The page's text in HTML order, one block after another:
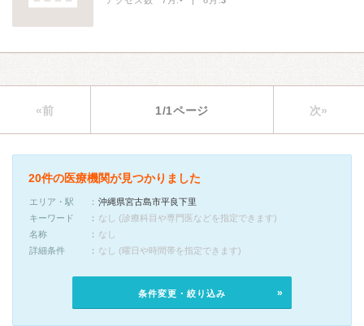
«前 1/1ページ 次»
20件の医療機関が見つかりました
エリア・駅
沖縄県宮古島市平良下里
キーワード
なし (診療科目や専門医などを指定できます)
名称
なし
詳細条件
なし (曜日や時間帯を指定できます)
条件変更・絞り込み